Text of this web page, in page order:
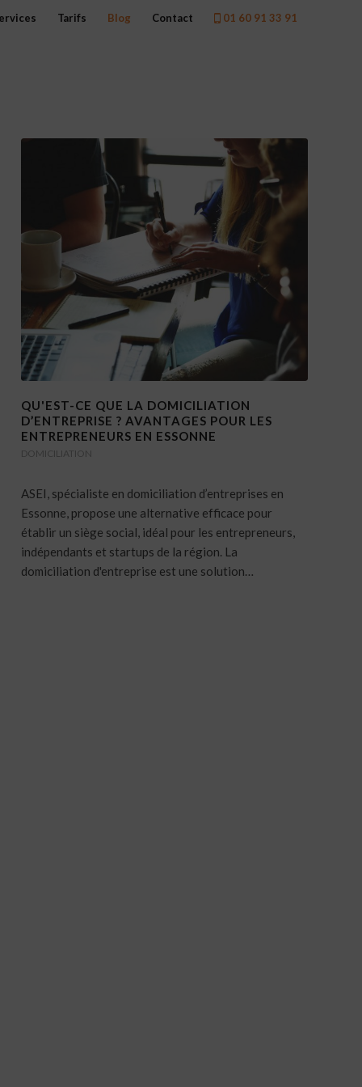
Tarifs Blog Contact 01 60 91 33 91
QU'EST-CE QUE LA DOMICILIATION
D’ENTREPRISE ? AVANTAGES POUR LES
ENTREPRENEURS EN ESSONNE
DOMICILIATION
ASEI, spécialiste en domiciliation d’entreprises en
Essonne, propose une alternative efficace pour
établir un siège social, idéal pour les entrepreneurs,
indépendants et startups de la région. La
domiciliation d'entreprise est une solution…